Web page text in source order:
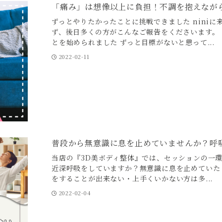
「痛み」は想像以上に負担！不調を抱えな
ずっとやりたかったことに挑戦できました niniに
ず、後日多くの方がこんなご報告をくださいます
とを始められました ずっと目標がないと思って...
2022-02-11
普段から無意識に息を止めていませんか？
当店の『3D美ボディ整体』では、セッションの一
近深呼吸をしていますか？無意識に息を止めてい
をすることが出来ない・上手くいかない方は多...
2022-02-04